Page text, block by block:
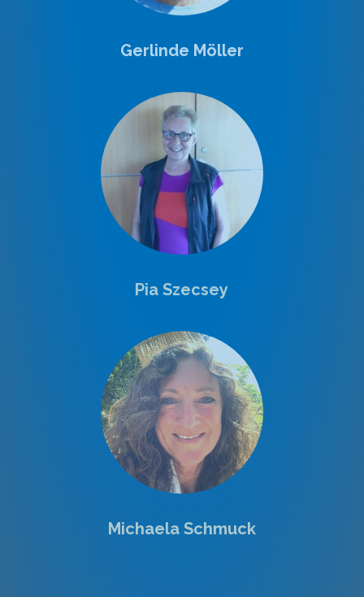
Gerlinde Möller
Pia Szecsey
Michaela Schmuck